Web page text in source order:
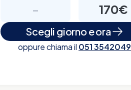
- 170€
Scegli giorno e ora
oppure chiama il 051 3542049